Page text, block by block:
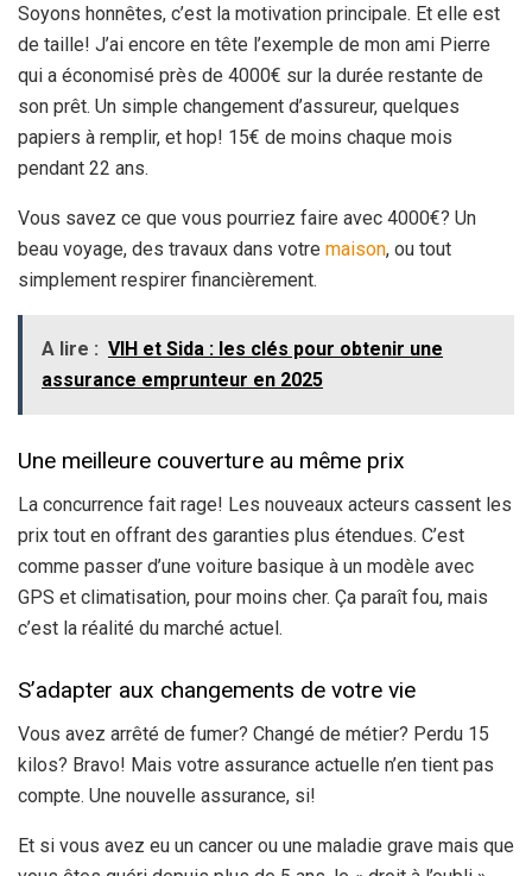
Soyons honnêtes, c’est la motivation principale. Et elle est
de taille! J’ai encore en tête l’exemple de mon ami Pierre
qui a économisé près de 4000€ sur la durée restante de
son prêt. Un simple changement d’assureur, quelques
papiers à remplir, et hop! 15€ de moins chaque mois
pendant 22 ans.
Vous savez ce que vous pourriez faire avec 4000€? Un
beau voyage, des travaux dans votre maison, ou tout
simplement respirer financièrement.
A lire : VIH et Sida : les clés pour obtenir une
assurance emprunteur en 2025
Une meilleure couverture au même prix
La concurrence fait rage! Les nouveaux acteurs cassent les
prix tout en offrant des garanties plus étendues. C’est
comme passer d’une voiture basique à un modèle avec
GPS et climatisation, pour moins cher. Ça paraît fou, mais
c’est la réalité du marché actuel.
S’adapter aux changements de votre vie
Vous avez arrêté de fumer? Changé de métier? Perdu 15
kilos? Bravo! Mais votre assurance actuelle n’en tient pas
compte. Une nouvelle assurance, si!
Et si vous avez eu un cancer ou une maladie grave mais que